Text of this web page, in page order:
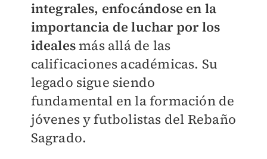
integrales, enfocándose en la
importancia de luchar por los
idealesmás allá de las
calificaciones académicas. Su
legado sigue siendo
fundamental en la formación de
jóvenes y futbolistas del Rebaño
Sagrado.